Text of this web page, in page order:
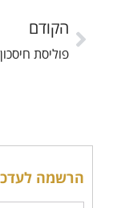
הקודם
הרשמה